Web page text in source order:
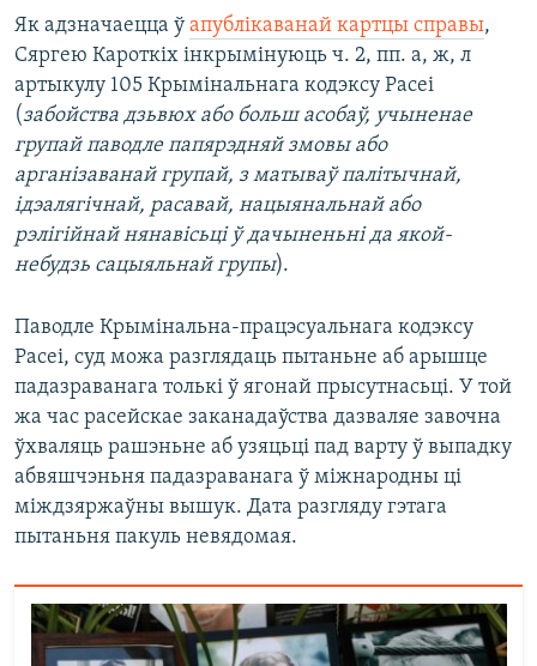
Як адзначаецца ў апублікаванай картцы справы,
Сяргею Кароткіх інкрымінуюць ч. 2, пп. а, ж, л
артыкулу 105 Крымінальнага кодэксу Расеі
(забойства дзьвюх або больш асобаў, учыненае
групай паводле папярэдняй змовы або
арганізаванай групай, з матываў палітычнай,
ідэалягічнай, расавай, нацыянальнай або
рэлігійнай нянавісьці ў дачыненьні да якой-
небудзь сацыяльнай групы).
Паводле Крымінальна-працэсуальнага кодэксу
Расеі, суд можа разглядаць пытаньне аб арышце
падазраванага толькі ў ягонай прысутнасьці. У той
жа час расейскае заканадаўства дазваляе завочна
ўхваляць рашэньне аб узяцьці пад варту ў выпадку
абвяшчэньня падазраванага ў міжнародны ці
міждзяржаўны вышук. Дата разгляду гэтага
пытаньня пакуль невядомая.